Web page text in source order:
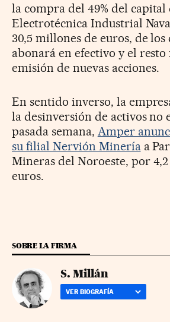
la compra del 49% del
Electrotécnica Industrial
30,5 millones de euros, de los
abonará en efectivo y el
emisión de nuevas acciones.
En sentido inverso, la
la desinversión de activos no
pasada semana, Amper
su filial Nervión Mineríaa
Mineras del Noroeste, por
euros.
SOBRE LA FIRMA
S. Millán
VER BIOGRAFÍA